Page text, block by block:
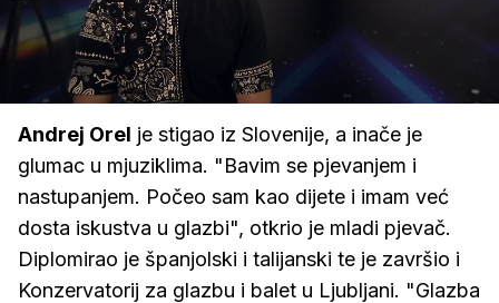
Upali
zvuk
/
Loaded:
14.92%
Andrej Orel je stigao iz Slovenije, a inače je
glumac u mjuziklima. "Bavim se pjevanjem i
nastupanjem. Počeo sam kao dijete i imam već
dosta iskustva u glazbi", otkrio je mladi pjevač.
Diplomirao je španjolski i talijanski te je završio i
Konzervatorij za glazbu i balet u Ljubljani. "Glazba